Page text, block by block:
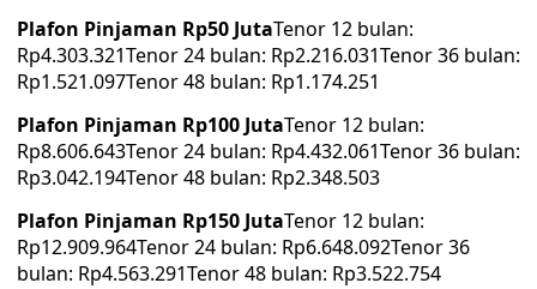
Plafon Pinjaman Rp50 JutaTenor 12 bulan:
Rp4.303.321Tenor 24 bulan: Rp2.216.031Tenor 36 bulan:
Rp1.521.097Tenor 48 bulan: Rp1.174.251
Plafon Pinjaman Rp100 JutaTenor 12 bulan:
Rp8.606.643Tenor 24 bulan: Rp4.432.061Tenor 36 bulan:
Rp3.042.194Tenor 48 bulan: Rp2.348.503
Plafon Pinjaman Rp150 JutaTenor 12 bulan:
Rp12.909.964Tenor 24 bulan: Rp6.648.092Tenor 36
bulan: Rp4.563.291Tenor 48 bulan: Rp3.522.754